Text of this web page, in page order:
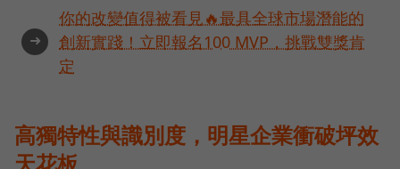
➜
你的改變值得被看見🔥最具全球市場潛能的
創新實踐！立即報名100 MVP，挑戰雙獎肯
定
高獨特性與識別度，明星企業衝破坪效
天花板